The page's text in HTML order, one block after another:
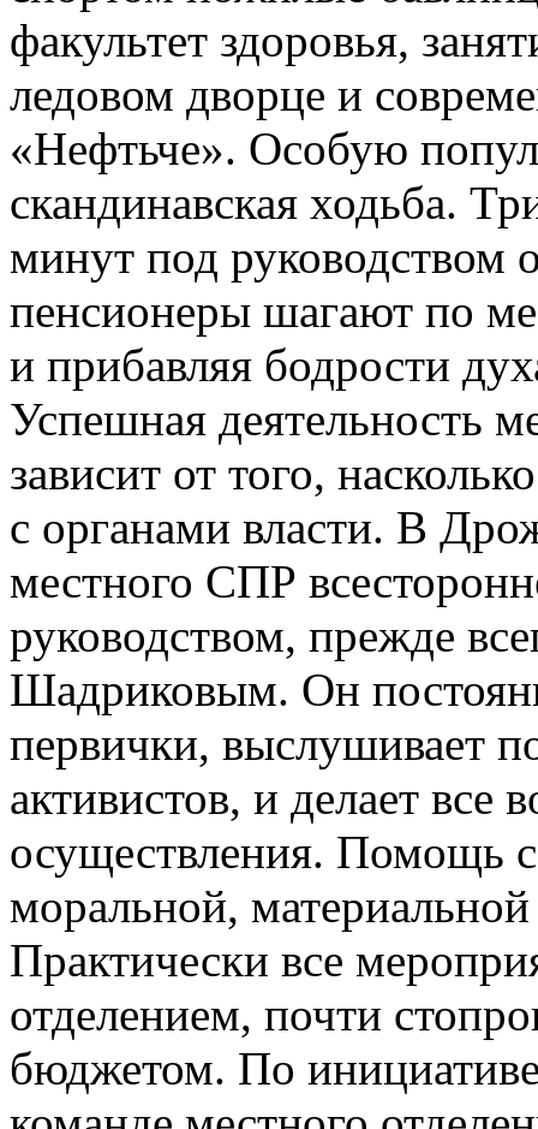
факультет здоровья,
ледовом дворце и
«Нефтьче». Особую
скандинавская ходьба.
минут под руководством
пенсионеры шагают по
и прибавляя бодрости
Успешная деятельность
зависит от того,
с органами власти. В
местного СПР
руководством, прежде
Шадриковым. Он
первички, выслушивает
активистов, и делает все
осуществления. Помощь
моральной,
Практически все
отделением, почти
бюджетом. По